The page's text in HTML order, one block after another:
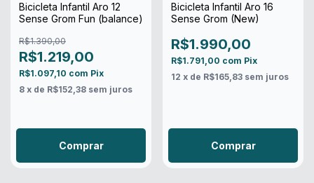
Bicicleta Infantil Aro 12
Sense Grom Fun (balance)
R$1.390,00
R$1.219,00
R$1.097,10 com Pix
8 x de R$152,38 sem juros
Comprar
Bicicleta Infantil Aro 16
Sense Grom (New)
R$1.990,00
R$1.791,00 com Pix
12 x de R$165,83 sem juros
Comprar